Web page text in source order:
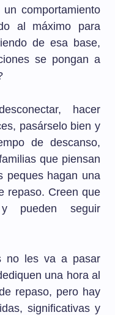
comportamiento
al máximo para
de esa base,
se pongan a
hacer
pasárselo bien y
de descanso,
que piensan
peques hagan una
repaso. Creen que
pueden seguir
no les va a pasar
una hora al
repaso, pero hay
significativas y